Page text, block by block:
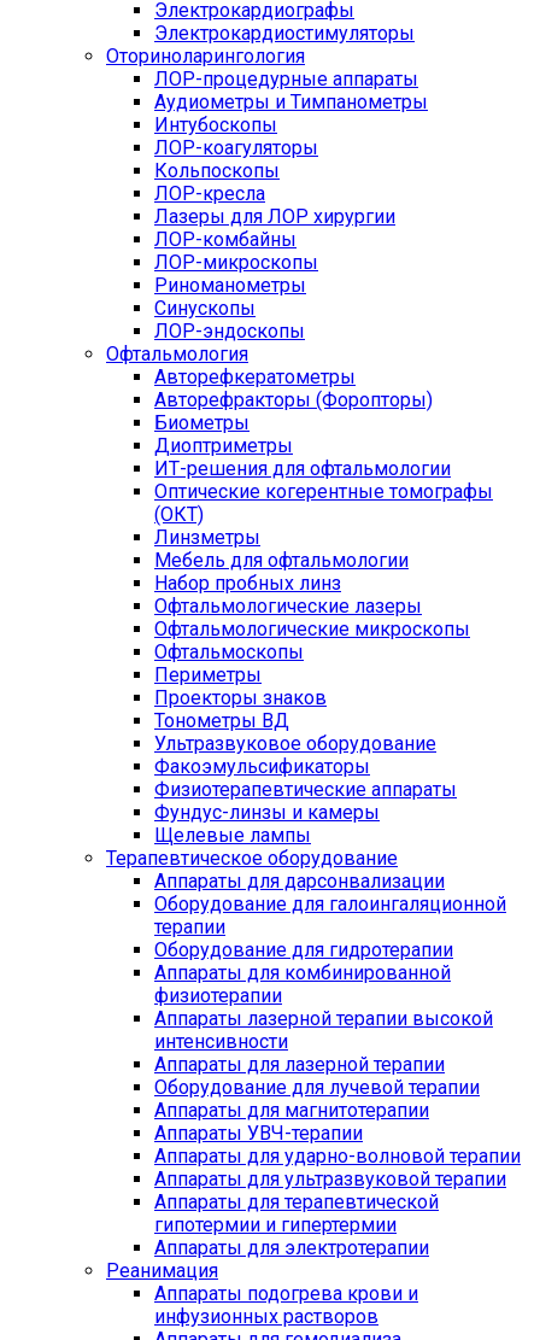
Электрокардиографы
Электрокардиостимуляторы
Оториноларингология
ЛОР-процедурные аппараты
Аудиометры и Тимпанометры
Интубоскопы
ЛОР-коагуляторы
Кольпоскопы
ЛОР-кресла
Лазеры для ЛОР хирургии
ЛОР-комбайны
ЛОР-микроскопы
Риноманометры
Синускопы
ЛОР-эндоскопы
Офтальмология
Авторефкератометры
Авторефракторы (Форопторы)
Биометры
Диоптриметры
ИТ-решения для офтальмологии
Оптические когерентные томографы
(ОКТ)
Линзметры
Мебель для офтальмологии
Набор пробных линз
Офтальмологические лазеры
Офтальмологические микроскопы
Офтальмоскопы
Периметры
Проекторы знаков
Тонометры ВД
Ультразвуковое оборудование
Факоэмульсификаторы
Физиотерапевтические аппараты
Фундус-линзы и камеры
Щелевые лампы
Терапевтическое оборудование
Аппараты для дарсонвализации
Оборудование для галоингаляционной
терапии
Оборудование для гидротерапии
Аппараты для комбинированной
физиотерапии
Аппараты лазерной терапии высокой
интенсивности
Аппараты для лазерной терапии
Оборудование для лучевой терапии
Аппараты для магнитотерапии
Аппараты УВЧ-терапии
Аппараты для ударно-волновой терапии
Аппараты для ультразвуковой терапии
Аппараты для терапевтической
гипотермии и гипертермии
Аппараты для электротерапии
Реанимация
Аппараты подогрева крови и
инфузионных растворов